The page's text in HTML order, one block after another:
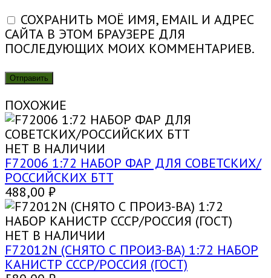
СОХРАНИТЬ МОЁ ИМЯ, EMAIL И АДРЕС
САЙТА В ЭТОМ БРАУЗЕРЕ ДЛЯ
ПОСЛЕДУЮЩИХ МОИХ КОММЕНТАРИЕВ.
ПОХОЖИЕ
НЕТ В НАЛИЧИИ
F72006 1:72 НАБОР ФАР ДЛЯ СОВЕТСКИХ/
РОССИЙСКИХ БТТ
488,00 ₽
НЕТ В НАЛИЧИИ
F72012N (СНЯТО С ПРОИЗ-ВА) 1:72 НАБОР
КАНИСТР СССР/РОССИЯ (ГОСТ)